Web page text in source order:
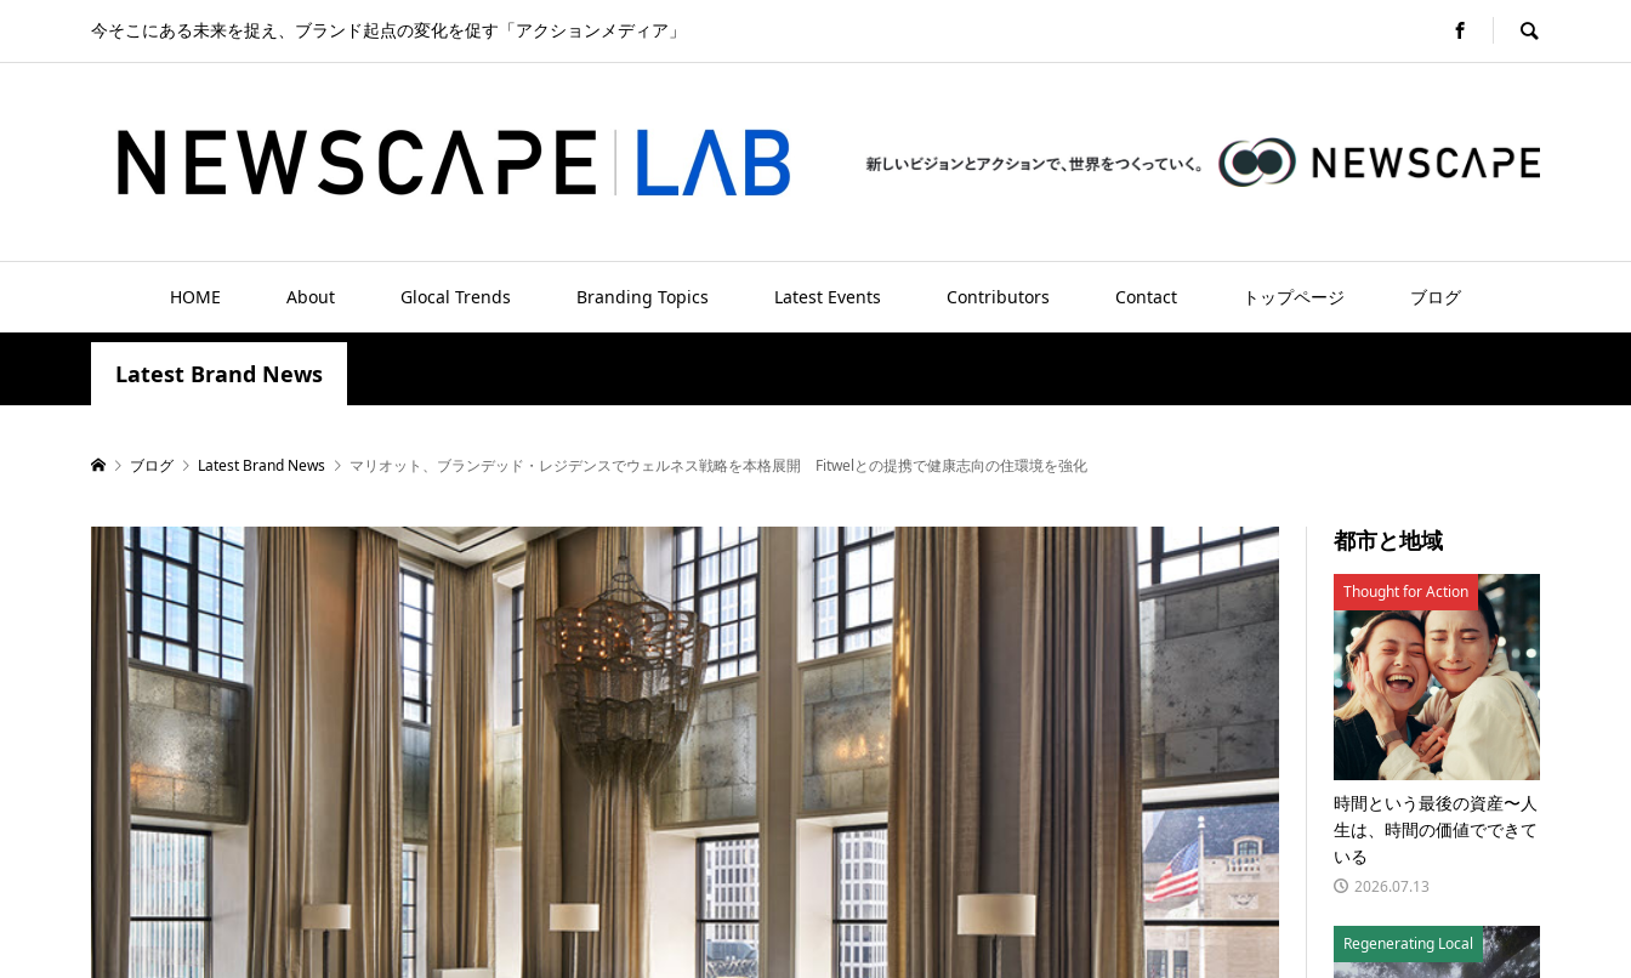
今そこにある未来を捉え、ブランド起点の変化を促す「アクションメディア」
HOME About Glocal Trends Branding Topics Latest Events Contributors Contact トップページ ブログ
Latest Brand News
ブログ Latest Brand News マリオット、ブランデッド・レジデンスでウェルネス戦略を本格展開 Fitwelとの提携で健康志向の住環境を強化
都市と地域
Thought for Action
時間という最後の資産〜人
生は、時間の価値でできて
いる
2026.07.13
Regenerating Local